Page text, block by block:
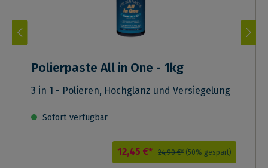
Polierpaste All in One - 1kg
3 in 1 - Polieren, Hochglanz und Versiegelung
Sofort verfügbar
12,45 €* 24,90 €* (50% gespart)